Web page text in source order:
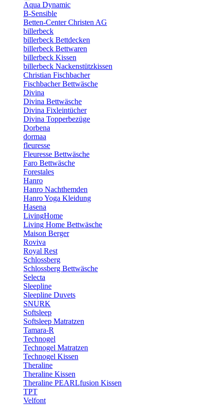
Aqua Dynamic
B-Sensible
Betten-Center Christen AG
billerbeck
billerbeck Bettdecken
billerbeck Bettwaren
billerbeck Kissen
billerbeck Nackenstützkissen
Christian Fischbacher
Fischbacher Bettwäsche
Divina
Divina Bettwäsche
Divina Fixleintücher
Divina Topperbezüge
Dorbena
dormaa
fleuresse
Fleuresse Bettwäsche
Faro Bettwäsche
Forestales
Hanro
Hanro Nachthemden
Hanro Yoga Kleidung
Hasena
LivingHome
Living Home Bettwäsche
Maison Berger
Roviva
Royal Rest
Schlossberg
Schlossberg Bettwäsche
Selecta
Sleepline
Sleepline Duvets
SNURK
Softsleep
Softsleep Matratzen
Tamara-R
Technogel
Technogel Matratzen
Technogel Kissen
Theraline
Theraline Kissen
Theraline PEARLfusion Kissen
TPT
Velfont